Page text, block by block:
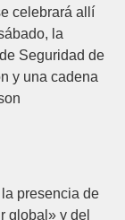
celebrará allí
la
Seguridad de
y una cadena
presencia de
global» y del